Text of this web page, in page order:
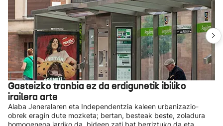
Gasteizko tranbia ez da erdigunetik ibiliko
irailera arte
Alaba Jeneralaren eta Independentzia kaleen urbanizazio-
obrek eragin dute mozketa; bertan, besteak beste, zoladura
homogeneoa jarriko da, bideen zati bat berriztuko da eta